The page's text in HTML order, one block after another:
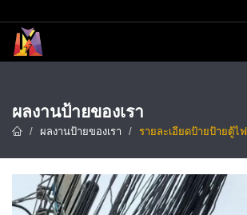
ผลงานป้ายของเรา
ผลงานป้ายของเรา รายละเอียดป้ายป้ายตู้ไฟ